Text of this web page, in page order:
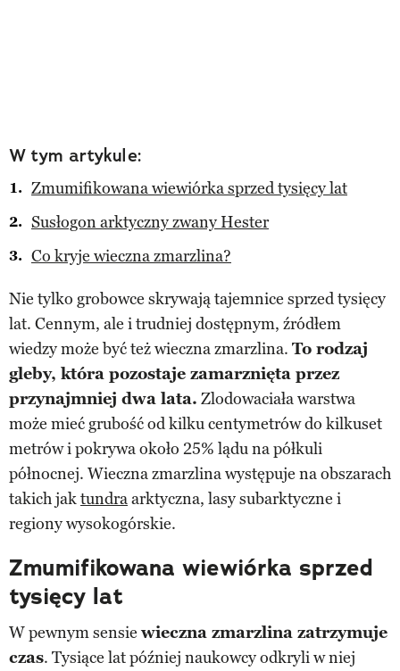
W tym artykule:
Zmumifikowana wiewiórka sprzed tysięcy lat
Susłogon arktyczny zwany Hester
Co kryje wieczna zmarzlina?
Nie tylko grobowce skrywają tajemnice sprzed tysięcy
lat. Cennym, ale i trudniej dostępnym, źródłem
wiedzy może być też wieczna zmarzlina. To rodzaj
gleby, która pozostaje zamarznięta przez
przynajmniej dwa lata. Zlodowaciała warstwa
może mieć grubość od kilku centymetrów do kilkuset
metrów i pokrywa około 25% lądu na półkuli
północnej. Wieczna zmarzlina występuje na obszarach
takich jaktundraarktyczna, lasy subarktyczne i
regiony wysokogórskie.
Zmumifikowana wiewiórka sprzed
tysięcy lat
W pewnym sensie wieczna zmarzlina zatrzymuje
czas. Tysiące lat później naukowcy odkryli w niej